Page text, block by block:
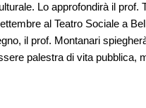
Lo approfondirà il prof.
al Teatro Sociale a
il prof. Montanari
palestra di vita pubblica,